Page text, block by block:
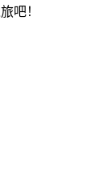
吧！